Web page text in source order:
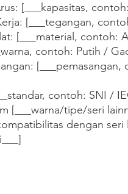
[___kapasitas,
[___tegangan,
[___material, contoh:
contoh: Putih /
contoh: SNI /
[___warna/tipe/seri
dengan seri